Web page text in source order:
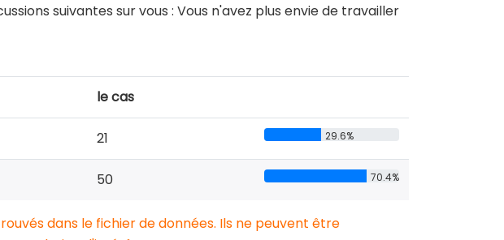
suivantes sur vous : Vous n'avez plus envie de travailler
le cas
21 29.6%
50 70.4%
dans le fichier de données. Ils ne peuvent être